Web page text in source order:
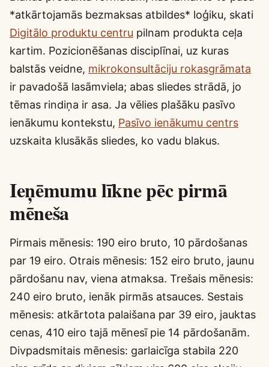
*atkārtojamās bezmaksas atbildes* loģiku, skati
Digitālo produktu centru pilnam produkta ceļa
kartim. Pozicionēšanas disciplīnai, uz kuras
balstās veidne, mikrokonsultāciju rokasgrāmata
ir pavadošā lasāmviela; abas sliedes strādā, jo
tēmas rindiņa ir asa. Ja vēlies plašāku pasīvo
ienākumu kontekstu, Pasīvo ienākumu centrs
uzskaita klusākās sliedes, ko vadu blakus.
Ieņēmumu līkne pēc pirmā
mēneša
Pirmais mēnesis: 190 eiro bruto, 10 pārdošanas
par 19 eiro. Otrais mēnesis: 152 eiro bruto, jaunu
pārdošanu nav, viena atmaksa. Trešais mēnesis:
240 eiro bruto, ienāk pirmās atsauces. Sestais
mēnesis: atkārtota palaišana par 39 eiro, jauktas
cenas, 410 eiro tajā mēnesī pie 14 pārdošanām.
Divpadsmitais mēnesis: garlaicīga stabila 220